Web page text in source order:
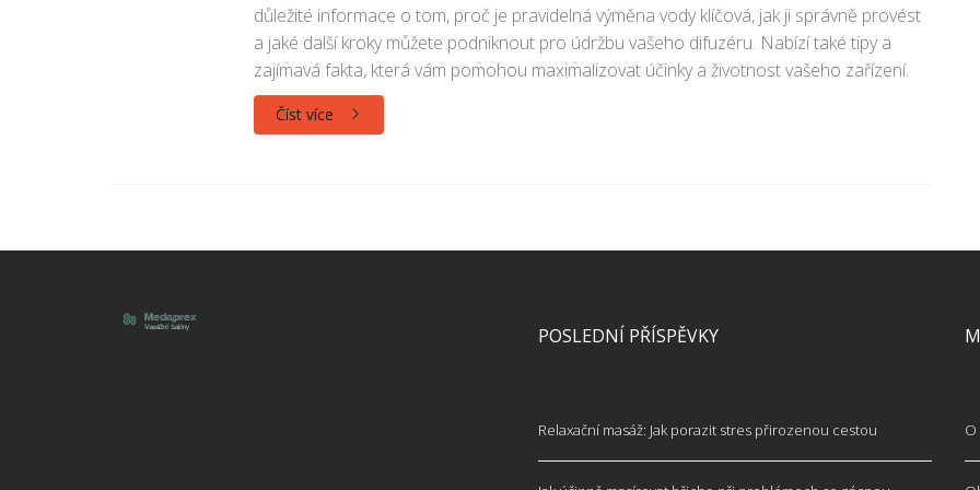
důležité informace o tom, proč je pravidelná výměna vody klíčová, jak ji správně provést
a jaké další kroky můžete podniknout pro údržbu vašeho difuzéru. Nabízí také tipy a
zajímavá fakta, která vám pomohou maximalizovat účinky a životnost vašeho zařízení.
Číst více
POSLEDNÍ PŘÍSPĚVKY
Relaxační masáž: Jak porazit stres přirozenou cestou O